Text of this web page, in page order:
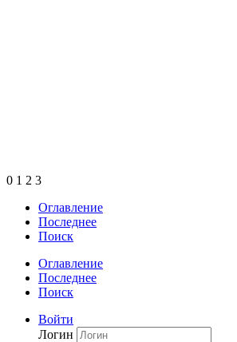
0 1 2 3
Оглавление
Последнее
Поиск
Оглавление
Последнее
Поиск
Войти
Логин